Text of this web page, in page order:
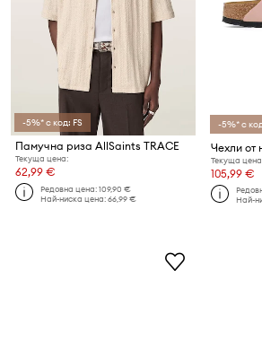
-5%* с код: FS
Памучна риза AllSaints TRACE
Текуща цена:
62,99 €
Редовна цена:109,90 €
Най-ниска цена:66,99 €
-5%* с
Текуща
105,99 €
Най-